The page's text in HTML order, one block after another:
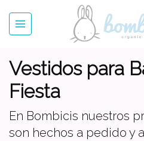
Vestidos para
Fiesta
En Bombicis nuestros
son hechos a pedido y